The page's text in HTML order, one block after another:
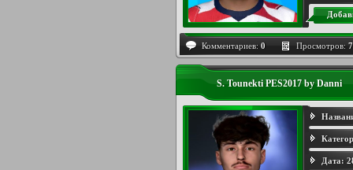
Комментариев: 0 Просмотров:
S. Tounekti PES2017 by Danni
Дата: